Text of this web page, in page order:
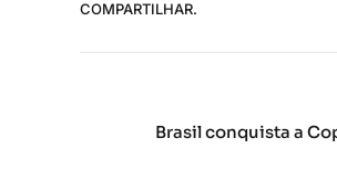
COMPARTILHAR.
Brasil conquista a